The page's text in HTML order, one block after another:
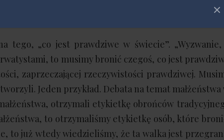
możemy przerabiać i wymieniać to, co kiedyś było
– powiedział Deneen.
tego, „co jest prawdziwe w świecie”.
to musimy bronić czegoś, co jest
zaprzeczającej rzeczywistości prawdziwej.
Jeden przykład. Debata na temat małżeństwa
otrzymali etykietkę obrońców
to otrzymaliśmy etykietkę osób, które
to już wtedy wiedzieliśmy, że ta walka jest